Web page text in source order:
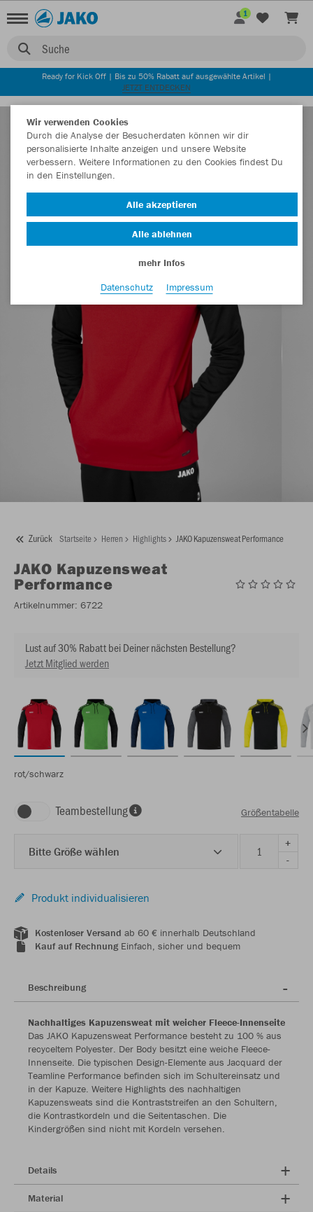
Suche
1
Ready for Kick Off | Bis zu 50% Rabatt auf ausgewählte Artikel |
JETZT ENTDECKEN
Zurück Startseite Herren Highlights JAKO Kapuzensweat Performance
JAKO Kapuzensweat
Performance
Artikelnummer: 6722
Lust auf 30% Rabatt bei Deiner nächsten Bestellung?
Jetzt Mitglied werden
rot/schwarz
Teambestellung Größentabelle
Bitte Größe wählen
+
-
Produkt individualisieren
Kostenloser Versand ab 60 € innerhalb Deutschland
Kauf auf RechnungEinfach, sicher und bequem
Beschreibung
Nachhaltiges Kapuzensweat mit weicher Fleece-Innenseite
Das JAKO Kapuzensweat Performance besteht zu 100 % aus
recyceltem Polyester. Der Body besitzt eine weiche Fleece-
Innenseite. Die typischen Design-Elemente aus Jacquard der
Teamline Performance befinden sich im Schultereinsatz und
in der Kapuze. Weitere Highlights des nachhaltigen
Kapuzensweats sind die Kontraststreifen an den Schultern,
die Kontrastkordeln und die Seitentaschen. Die
Kindergrößen sind nicht mit Kordeln versehen.
Details
Material
Wir verwenden Cookies
Durch die Analyse der Besucherdaten können wir dir
personalisierte Inhalte anzeigen und unsere Website
verbessern. Weitere Informationen zu den Cookies findest Du
in den Einstellungen.
Alle akzeptieren
Alle ablehnen
mehr Infos
Datenschutz
Impressum